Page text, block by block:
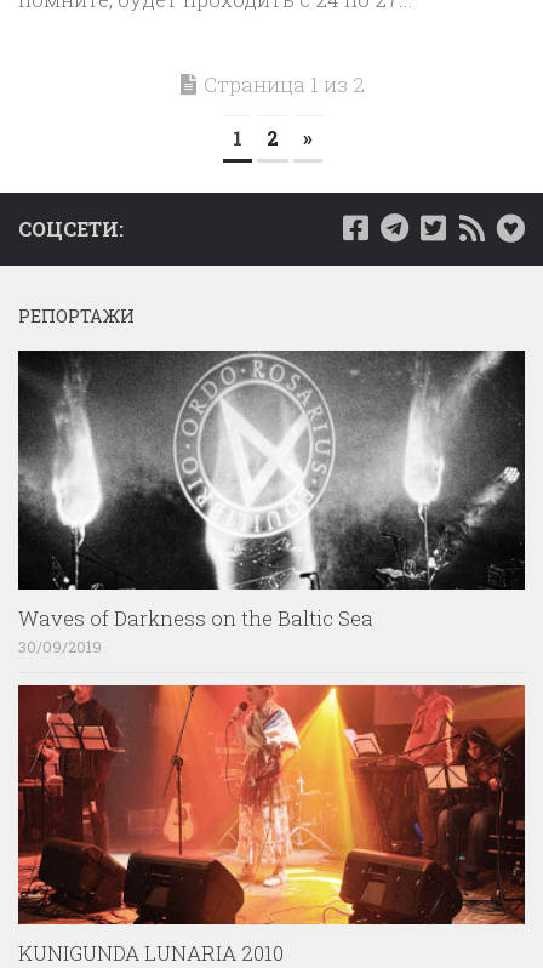
Страница 1 из 2
1 2 »
СОЦСЕТИ:
РЕПОРТАЖИ
Waves of Darkness on the Baltic Sea
30/09/2019
KUNIGUNDA LUNARIA 2010